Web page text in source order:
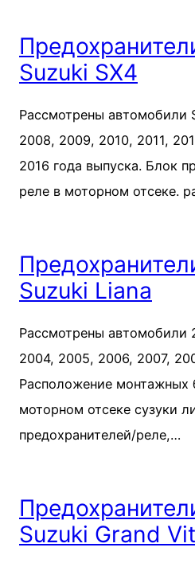
Suzuki SX4
Рассмотрены автомобили
2008, 2009, 2010, 2011,
2016 года выпуска. Блок
реле в моторном отсеке.
Suzuki Liana
Рассмотрены автомобили
2004, 2005, 2006, 2007,
Расположение монтажных
моторном отсеке сузуки
предохранителей/реле,…
Suzuki Grand